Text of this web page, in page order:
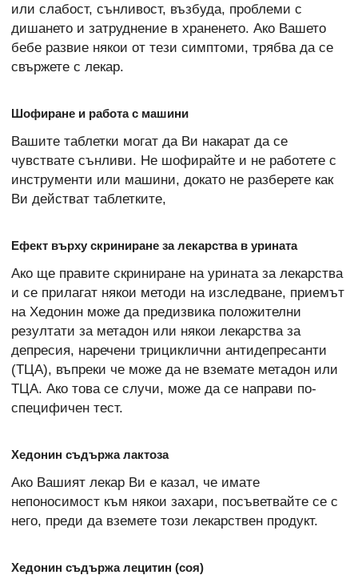
или слабост, сънливост, възбуда, проблеми с
дишането и затруднение в храненето. Ако Вашето
бебе развие някои от тези симптоми, трябва да се
свържете с лекар.
Шофиране и работа с машини
Вашите таблетки могат да Ви накарат да се
чувствате сънливи. Не шофирайте и не работете с
инструменти или машини, докато не разберете как
Ви действат таблетките,
Ефект върху скриниране за лекарства в урината
Ако ще правите скриниране на урината за лекарства
и се прилагат някои методи на изследване, приемът
на Хедонин може да предизвика положителни
резултати за метадон или някои лекарства за
депресия, наречени трициклични антидепресанти
(ТЦА), въпреки че може да не вземате метадон или
ТЦА. Ако това се случи, може да се направи по-
специфичен тест.
Хедонин съдържа лактоза
Ако Вашият лекар Ви е казал, че имате
непоносимост към някои захари, посъветвайте се с
него, преди да вземете този лекарствен продукт.
Хедонин съдържа лецитин (соя)